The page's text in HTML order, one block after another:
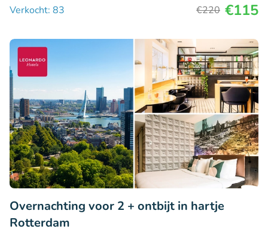
Verkocht: 83
€220 €115
Overnachting voor 2 + ontbijt in hartje
Rotterdam